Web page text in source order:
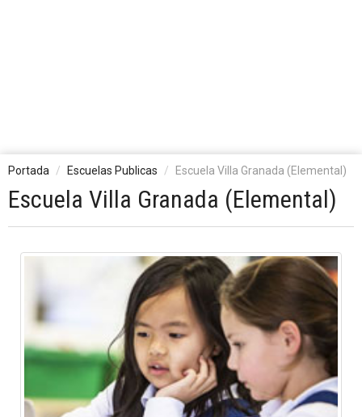
Portada Escuelas Publicas Escuela Villa Granada (Elemental)
Escuela Villa Granada (Elemental)